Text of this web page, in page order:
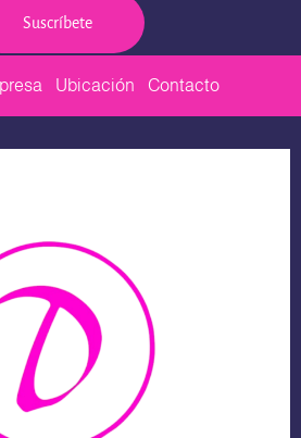
Suscríbete
Ubicación Contacto